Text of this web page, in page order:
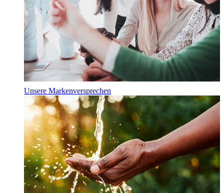
Unsere Markenversprechen